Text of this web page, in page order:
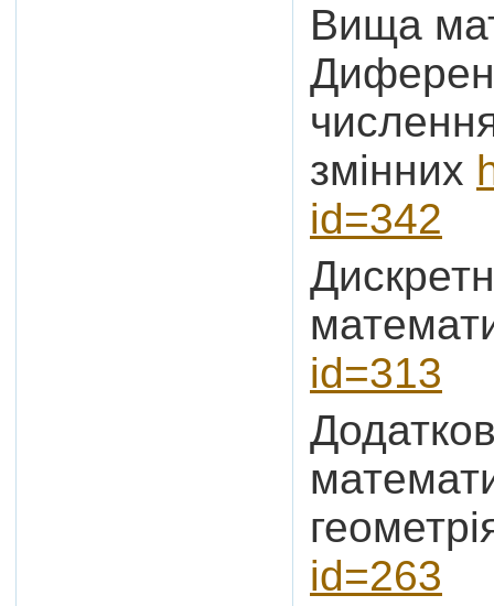
Вища
змінних
id=342
id=313
id=263